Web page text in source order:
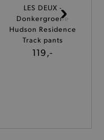
LES DEUX -
Donkergroene
Hudson Residence
Track pants
119,-